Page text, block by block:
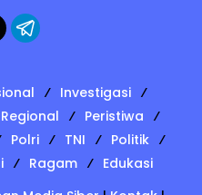
Investigasi
Regional
Peristiwa
Polri TNI
Politik
Ragam
Edukasi